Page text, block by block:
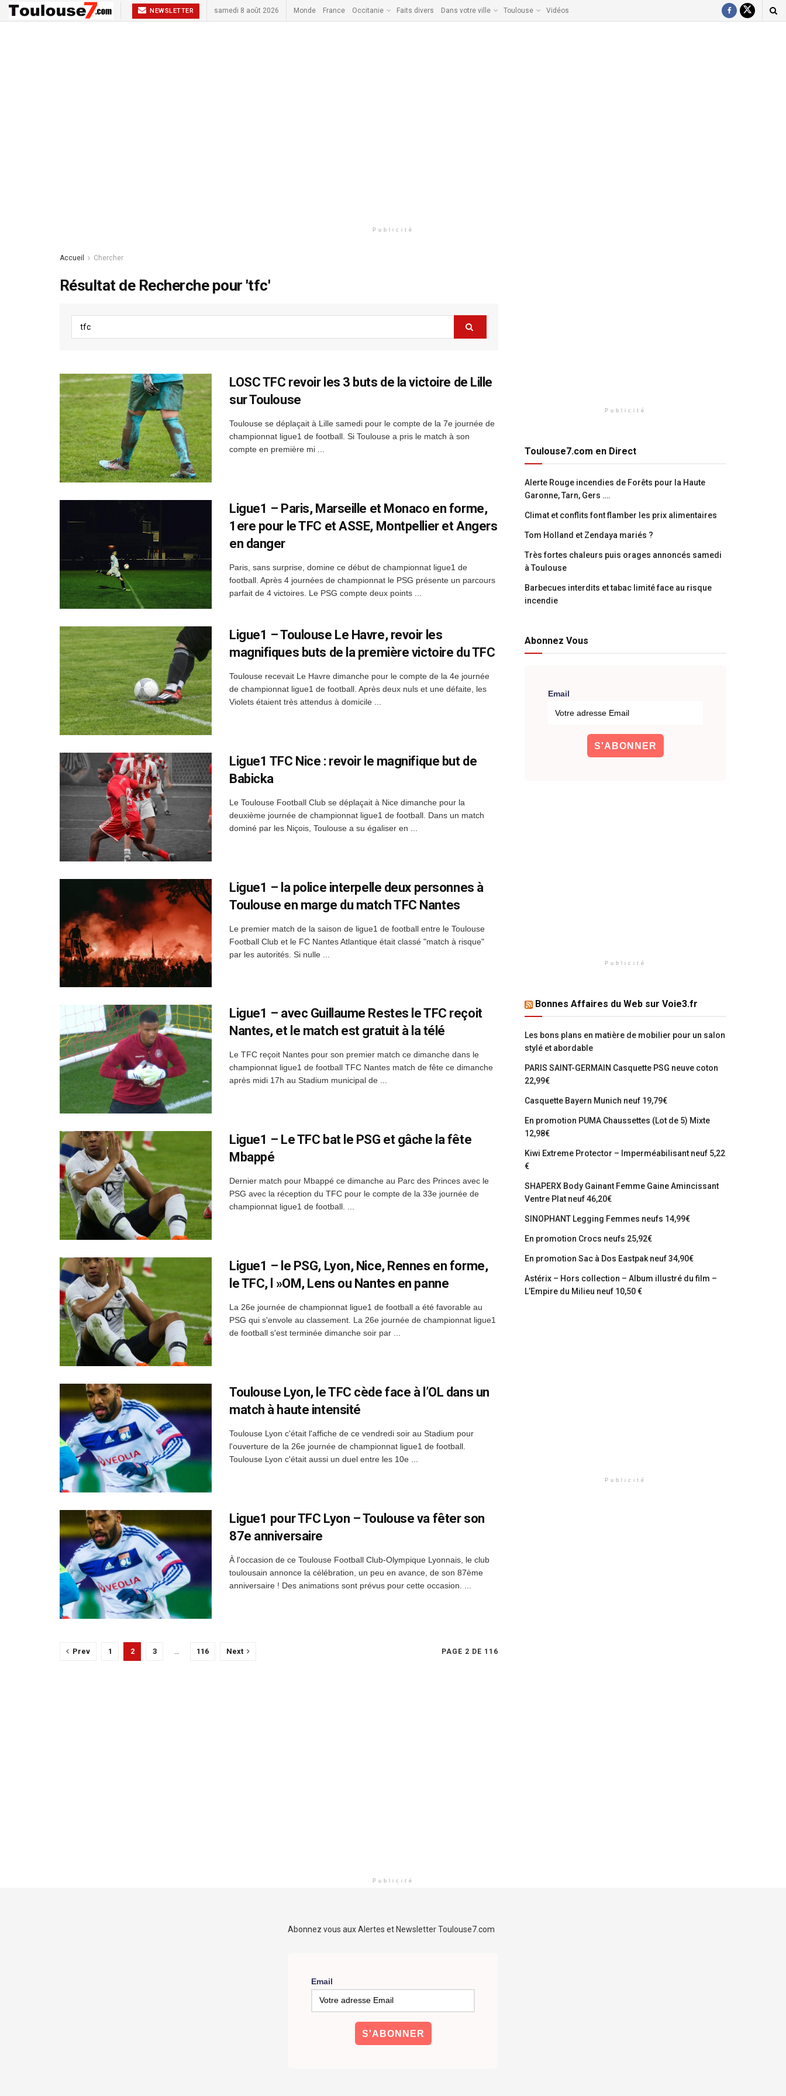
NEWSLETTER samedi 8 août 2026 Monde France Occitanie Faits divers Dans votre ville Toulouse Vidéos
Publicité
Accueil Chercher
Résultat de Recherche pour 'tfc'
LOSC TFC revoir les 3 buts de la victoire de Lille
sur Toulouse
Toulouse se déplaçait à Lille samedi pour le compte de la 7e journée de
championnat ligue1 de football. Si Toulouse a pris le match à son
compte en première mi ...
Ligue1 – Paris, Marseille et Monaco en forme,
1ere pour le TFC et ASSE, Montpellier et Angers
en danger
Paris, sans surprise, domine ce début de championnat ligue1 de
football. Après 4 journées de championnat le PSG présente un parcours
parfait de 4 victoires. Le PSG compte deux points ...
Ligue1 – Toulouse Le Havre, revoir les
magnifiques buts de la première victoire du TFC
Toulouse recevait Le Havre dimanche pour le compte de la 4e journée
de championnat ligue1 de football. Après deux nuls et une défaite, les
Violets étaient très attendus à domicile ...
Ligue1 TFC Nice : revoir le magnifique but de
Babicka
Le Toulouse Football Club se déplaçait à Nice dimanche pour la
deuxième journée de championnat ligue1 de football. Dans un match
dominé par les Niçois, Toulouse a su égaliser en ...
Ligue1 – la police interpelle deux personnes à
Toulouse en marge du match TFC Nantes
Le premier match de la saison de ligue1 de football entre le Toulouse
Football Club et le FC Nantes Atlantique était classé "match à risque"
par les autorités. Si nulle ...
Ligue1 – avec Guillaume Restes le TFC reçoit
Nantes, et le match est gratuit à la télé
Le TFC reçoit Nantes pour son premier match ce dimanche dans le
championnat ligue1 de football TFC Nantes match de fête ce dimanche
après midi 17h au Stadium municipal de ...
Ligue1 – Le TFC bat le PSG et gâche la fête
Mbappé
Dernier match pour Mbappé ce dimanche au Parc des Princes avec le
PSG avec la réception du TFC pour le compte de la 33e journée de
championnat ligue1 de football. ...
Ligue1 – le PSG, Lyon, Nice, Rennes en forme,
le TFC, l »OM, Lens ou Nantes en panne
La 26e journée de championnat ligue1 de football a été favorable au
PSG qui s'envole au classement. La 26e journée de championnat ligue1
de football s'est terminée dimanche soir par ...
Toulouse Lyon, le TFC cède face à l’OL dans un
match à haute intensité
Toulouse Lyon c'était l'affiche de ce vendredi soir au Stadium pour
l'ouverture de la 26e journée de championnat ligue1 de football.
Toulouse Lyon c'était aussi un duel entre les 10e ...
Ligue1 pour TFC Lyon – Toulouse va fêter son
87e anniversaire
À l'occasion de ce Toulouse Football Club-Olympique Lyonnais, le club
toulousain annonce la célébration, un peu en avance, de son 87ème
anniversaire ! Des animations sont prévus pour cette occasion. ...
PAGE 2 DE 116
Prev 1 2 3 116 Next
Publicité
Toulouse7.com en Direct
Alerte Rouge incendies de Forêts pour la Haute
Garonne, Tarn, Gers ….
Climat et conflits font flamber les prix alimentaires
Tom Holland et Zendaya mariés ?
Très fortes chaleurs puis orages annoncés samedi
à Toulouse
Barbecues interdits et tabac limité face au risque
incendie
Abonnez Vous
Email
Publicité
Bonnes Affaires du Web sur Voie3.fr
Les bons plans en matière de mobilier pour un salon
stylé et abordable
PARIS SAINT-GERMAIN Casquette PSG neuve coton
22,99€
Casquette Bayern Munich neuf 19,79€
En promotion PUMA Chaussettes (Lot de 5) Mixte
12,98€
Kiwi Extreme Protector – Imperméabilisant neuf 5,22
€
SHAPERX Body Gainant Femme Gaine Amincissant
Ventre Plat neuf 46,20€
SINOPHANT Legging Femmes neufs 14,99€
En promotion Crocs neufs 25,92€
En promotion Sac à Dos Eastpak neuf 34,90€
Astérix – Hors collection – Album illustré du film –
L’Empire du Milieu neuf 10,50 €
Publicité
Publicité
Abonnez vous aux Alertes et Newsletter Toulouse7.com
Email